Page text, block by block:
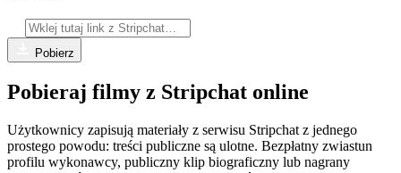
Pobierz
Pobieraj filmy z Stripchat online
Użytkownicy zapisują materiały z serwisu Stripchat z jednego
prostego powodu: treści publiczne są ulotne. Bezpłatny zwiastun
profilu wykonawcy, publiczny klip biograficzny lub nagrany